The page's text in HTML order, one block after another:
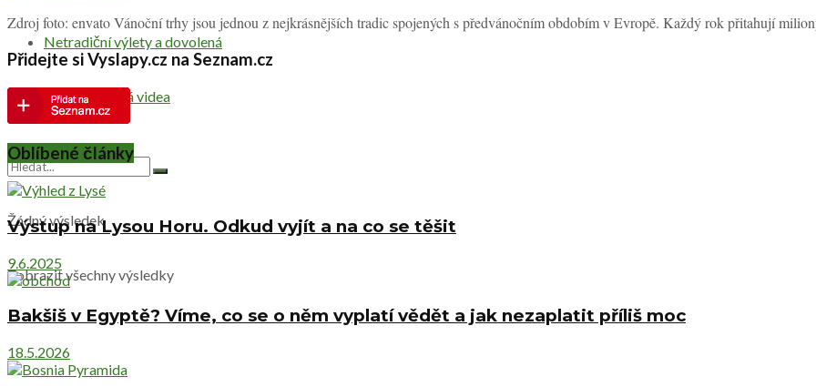
Netradiční výlety a dovolená
Cestovatelská videa
Žádný výsledek
Zobrazit všechny výsledky
Zdroj foto: envato Vánoční trhy jsou jednou z nejkrásnějších tradic spojených s předvánočním obdobím v Evropě. Každý rok přitahují
Přidejte si Vyslapy.cz na Seznam.cz
Oblíbené články
Výstup na Lysou Horu. Odkud vyjít a na co se těšit
9.6.2025
Bakšiš v Egyptě? Víme, co se o něm vyplatí vědět a jak nezaplatit příliš moc
18.5.2026